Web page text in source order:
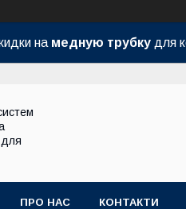
на медную трубку для
для
ПРО НАС КОНТАКТИ